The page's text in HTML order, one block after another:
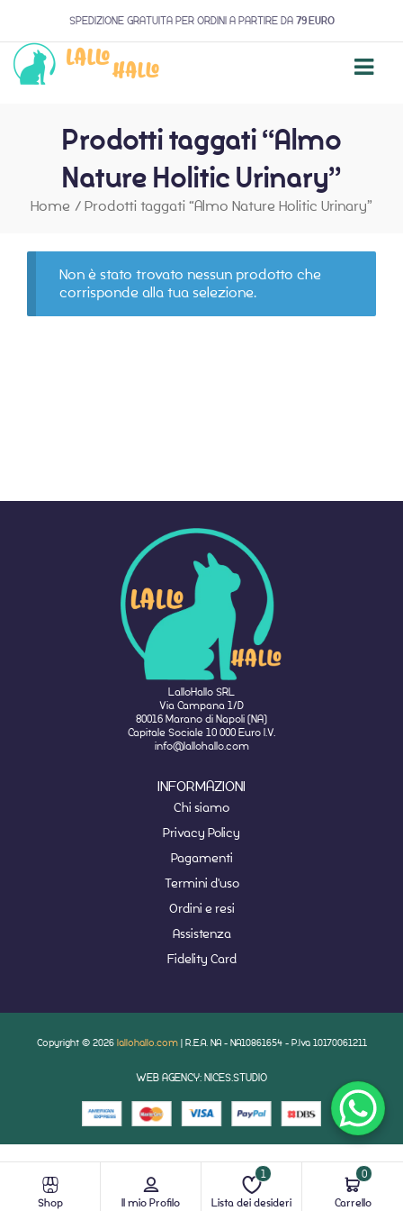
SPEDIZIONE GRATUITA PER ORDINI A PARTIRE DA 79 EURO
Prodotti taggati “Almo
Nature Holitic Urinary”
Home / Prodotti taggati “Almo Nature Holitic Urinary”
Non è stato trovato nessun prodotto che
corrisponde alla tua selezione.
Shop Il mio Profilo Lista dei desideri
1
Carrello
0
LalloHallo SRL
Via Campana 1/D
80016 Marano di Napoli (NA)
Capitale Sociale 10 000 Euro I.V.
info@lallohallo.com
INFORMAZIONI
Chi siamo
Privacy Policy
Pagamenti
Termini d'uso
Ordini e resi
Assistenza
Fidelity Card
Copyright © 2026 lallohallo.com | R.E.A. NA - NA10861654 - P.Iva 10170061211
WEB AGENCY: NICES.STUDIO